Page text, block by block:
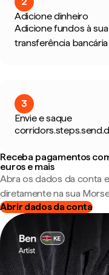
Adicione dinheiro
Adicione fundos à
transferência
3
Envie e saque
Receba pagamentos
euros e mais
Abra os dados da conta
diretamente na sua
Abrir dados da conta